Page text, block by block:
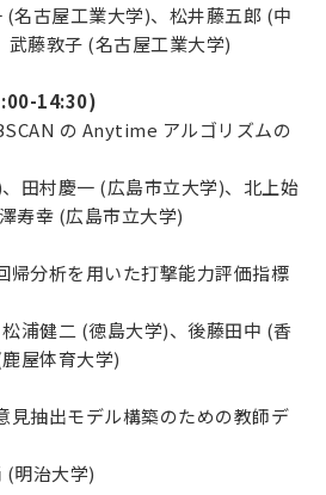
名古屋工業大学)、松井藤五郎 (中
武藤敦子 (名古屋工業大学)
14:30)
の Anytime アルゴリズムの
田村慶一 (広島市立大学)、北上始
寿幸 (広島市立大学)
帰分析を用いた打撃能力評価指標
浦健二 (徳島大学)、後藤田中 (香
屋体育大学)
抽出モデル構築のための教師デ
(明治大学)